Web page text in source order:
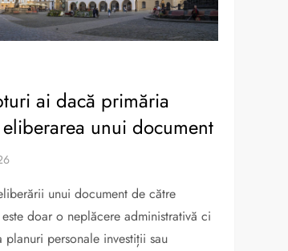
ai dacă primăria
unui document
unui document de către
doar o neplăcere administrativă ci
personale investiții sau